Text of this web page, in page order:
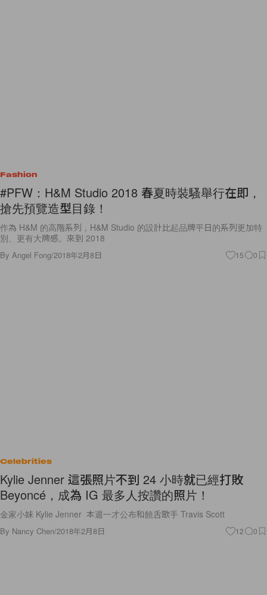
Fashion
#PFW：H&M Studio 2018 春夏時裝騷舉行在即，
搶先預覽造型目錄！
作為 H&M 的高階系列，H&M Studio 的設計比起品牌平日的系列更加特
別、更有大牌感。來到 2018
By Angel Fong/2018年2月8日 15 0
Celebrities
Kylie Jenner 這張照片不到 24 小時就已經打敗
Beyoncé，成為 IG 最多人按讚的照片！
金家小妹 Kylie Jenner 本週一才公布和饒舌歌手 Travis Scott
By Nancy Chen/2018年2月8日 12 0